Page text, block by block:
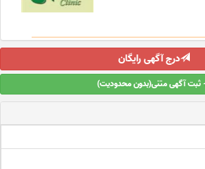
درج آگهی رایگان
ثبت آگهی متنی(بدون محدودیت)